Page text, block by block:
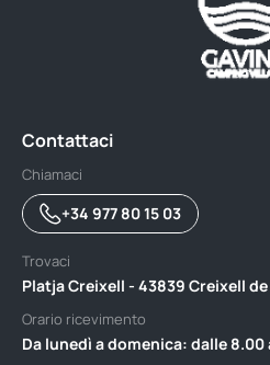
Contattaci
Chiamaci
+34 977 80 15 03
Trovaci
Platja Creixell - 43839 Creixell
Orario ricevimento
Da lunedì a domenica: dalle 8.00